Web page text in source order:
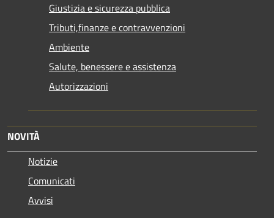
Giustizia e sicurezza pubblica
Tributi,finanze e contravvenzioni
Ambiente
Salute, benessere e assistenza
Autorizzazioni
NOVITÀ
Notizie
Comunicati
Avvisi